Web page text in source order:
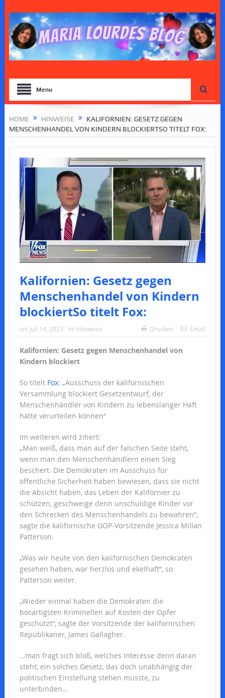
Menu
HOME HINWEISE
KALIFORNIEN: GESETZ GEGEN
MENSCHENHANDEL VON KINDERN BLOCKIERTSO TITELT FOX:
Kalifornien: Gesetz gegen
Menschenhandel von Kindern
blockiertSo titelt Fox:
on: Juli 14, 2023 In: Hinweise Drucken Email
Kalifornien: Gesetz gegen Menschenhandel von
Kindern blockiert
So titelt Fox: „Ausschuss der kalifornischen
Versammlung blockiert Gesetzentwurf, der
Menschenhändler von Kindern zu lebenslanger Haft
hätte verurteilen können“
Im weiteren wird zitiert:
„Man weiß, dass man auf der falschen Seite steht,
wenn man den Menschenhändlern einen Sieg
beschert. Die Demokraten im Ausschuss für
öffentliche Sicherheit haben bewiesen, dass sie nicht
die Absicht haben, das Leben der Kalifornier zu
schützen, geschweige denn unschuldige Kinder vor
den Schrecken des Menschenhandels zu bewahren“,
sagte die kalifornische GOP-Vorsitzende Jessica Millan
Patterson.
„Was wir heute von den kalifornischen Demokraten
gesehen haben, war herzlos und ekelhaft“, so
Patterson weiter.
„Wieder einmal haben die Demokraten die
bösartigsten Kriminellen auf Kosten der Opfer
geschützt“, sagte der Vorsitzende der kalifornischen
Republikaner, James Gallagher.
…man fragt sich bloß, welches Interesse denn daran
steht, ein solches Gesetz, das doch unabhängig der
politischen Einstellung stehen müsste, zu
unterbinden…